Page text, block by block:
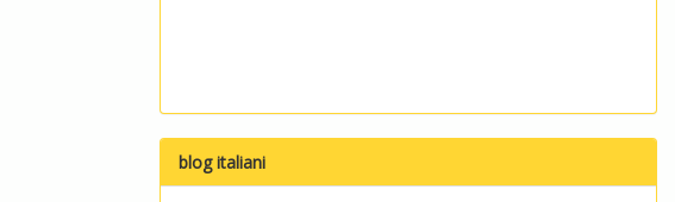
blog italiani